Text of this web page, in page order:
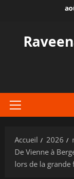
Menu
Accueil 2026
De Vienne à
lors de la grande